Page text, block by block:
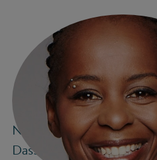
Neugierig auf das
Dass es die lustige